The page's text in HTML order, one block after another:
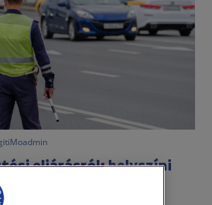
eljárásról: helyszíni